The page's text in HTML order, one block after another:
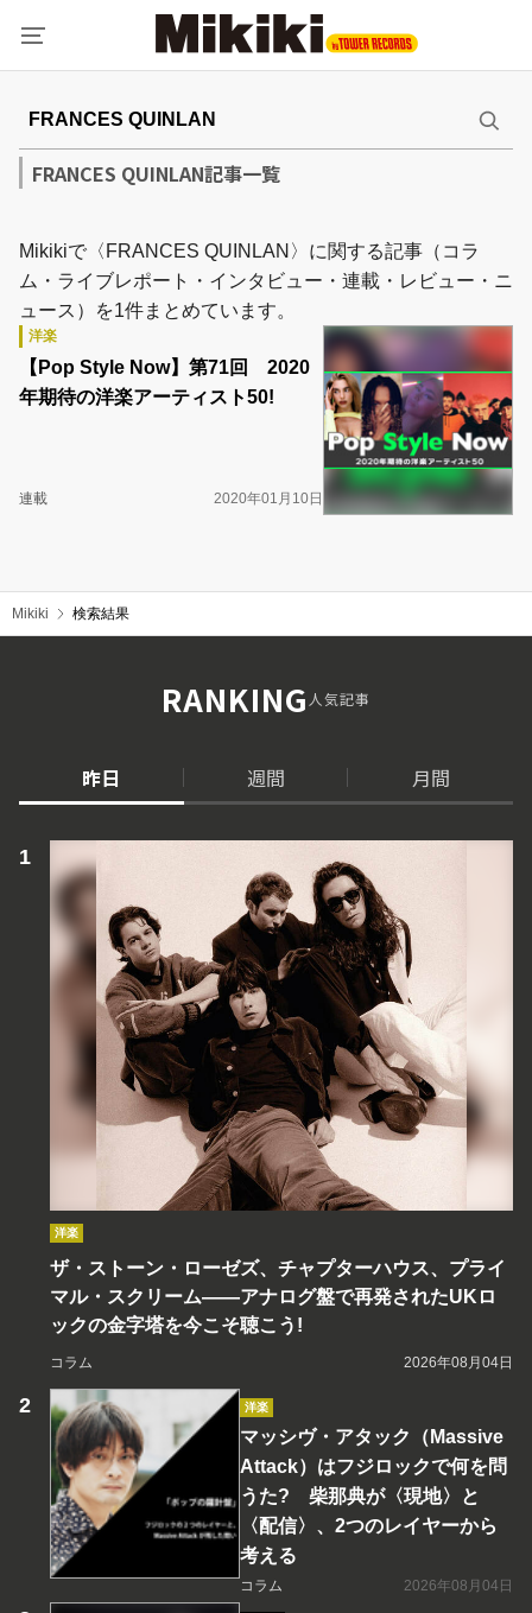
FRANCES QUINLAN記事一覧
Mikikiで〈FRANCES QUINLAN〉に関する記事（コラ
ム・ライブレポート・インタビュー・連載・レビュー・ニ
ュース）を1件まとめています。
洋楽
【Pop Style Now】第71回 2020
年期待の洋楽アーティスト50!
連載 2020年01月10日
Mikiki 検索結果
RANKING人気記事
昨日 週間 月間
洋楽
ザ・ストーン・ローゼズ、チャプターハウス、プライ
マル・スクリーム――アナログ盤で再発されたUKロ
ックの金字塔を今こそ聴こう!
コラム 2026年08月04日
洋楽
マッシヴ・アタック（Massive
Attack）はフジロックで何を問
うた? 柴那典が〈現地〉と
〈配信〉、2つのレイヤーから
考える
コラム 2026年08月04日